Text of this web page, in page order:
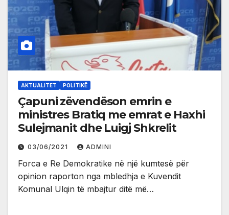
AKTUALITET POLITIKË
Çapuni zëvendëson emrin e
ministres Bratiq me emrat e Haxhi
Sulejmanit dhe Luigj Shkrelit
03/06/2021 ADMINI
Forca e Re Demokratike në një kumtesë për
opinion raporton nga mbledhja e Kuvendit
Komunal Ulqin të mbajtur ditë më…